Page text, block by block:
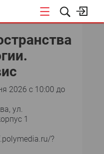
«ОТКРЫТЫЕ СИСТЕМЫ»
2026 c 10:00 до
ул.
1
?